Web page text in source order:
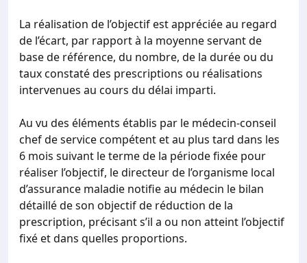
La réalisation de l’objectif est appréciée au regard
de l’écart, par rapport à la moyenne servant de
base de référence, du nombre, de la durée ou du
taux constaté des prescriptions ou réalisations
intervenues au cours du délai imparti.
Au vu des éléments établis par le médecin-conseil
chef de service compétent et au plus tard dans les
6 mois suivant le terme de la période fixée pour
réaliser l’objectif, le directeur de l’organisme local
d’assurance maladie notifie au médecin le bilan
détaillé de son objectif de réduction de la
prescription, précisant s’il a ou non atteint l’objectif
fixé et dans quelles proportions.